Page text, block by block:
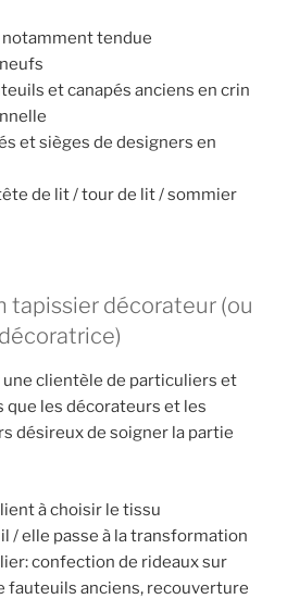
tendue
et canapés anciens en crin
et sièges de designers en
de lit / tour de lit / sommier
tapissier décorateur (ou
une clientèle de particuliers et
les décorateurs et les
désireux de soigner la partie
à choisir le tissu
/ elle passe à la transformation
confection de rideaux sur
fauteuils anciens, recouverture